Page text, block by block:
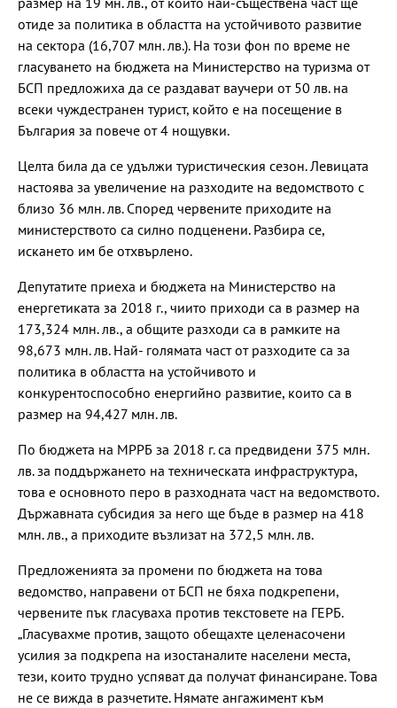
отиде за политика в областта на устойчивото развитие
на сектора (16,707 млн. лв.). На този фон по време не
гласуването на бюджета на Министерство на туризма от
БСП предложиха да се раздават ваучери от 50 лв. на
всеки чуждестранен турист, който е на посещение в
България за повече от 4 нощувки.
Целта била да се удължи туристическия сезон. Левицата
настоява за увеличение на разходите на ведомството с
близо 36 млн. лв. Според червените приходите на
министерството са силно подценени. Разбира се,
искането им бе отхвърлено.
Депутатите приеха и бюджета на Министерство на
енергетиката за 2018 г., чиито приходи са в размер на
173,324 млн. лв., а общите разходи са в рамките на
98,673 млн. лв. Най- голямата част от разходите са за
политика в областта на устойчивото и
конкурентоспособно енергийно развитие, които са в
размер на 94,427 млн. лв.
По бюджета на МРРБ за 2018 г. са предвидени 375 млн.
лв. за поддържането на техническата инфраструктура,
това е основното перо в разходната част на ведомството.
Държавната субсидия за него ще бъде в размер на 418
млн. лв., а приходите възлизат на 372,5 млн. лв.
Предложенията за промени по бюджета на това
ведомство, направени от БСП не бяха подкрепени,
червените пък гласуваха против текстовете на ГЕРБ.
„Гласувахме против, защото обещахте целенасочени
усилия за подкрепа на изостаналите населени места,
тези, които трудно успяват да получат финансиране. Това
не се вижда в разчетите. Нямате ангажимент към